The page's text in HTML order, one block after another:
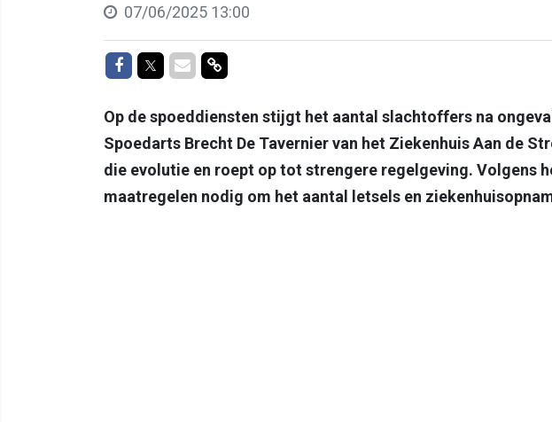
07/06/2025 13:00
Delen op Facebook
Delen op Twitter
Delen via Mail
Delen via link
Op de spoeddiensten stijgt het aantal slachtoffers na
Spoedarts Brecht De Tavernier van het Ziekenhuis Aan de
die evolutie en roept op tot strengere regelgeving. Volgens
maatregelen nodig om het aantal letsels en